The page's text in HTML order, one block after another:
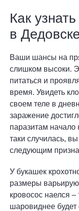
Как
в
Ваши шансы на
слишком высоки.
питаться и
время. Увидеть
своем теле в
заражение
паразитам начало
таки случилась,
следующим
У букашек
размеры
кровосос наелся
шаровиднее